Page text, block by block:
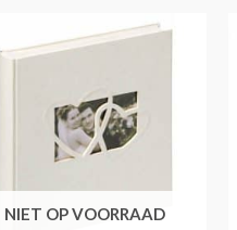
NIET OP VOORRAAD